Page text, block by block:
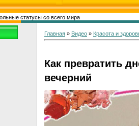
статусы со всего мира
Главная » Видео » Красота и
Как превратить
вечерний